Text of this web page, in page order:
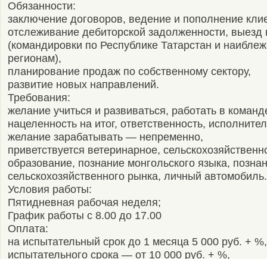
Обязанности:
заключение договоров, ведение и пополнение
отслеживание дебиторской задолженности, выезд
(командировки по Республике Татарстан и
регионам),
планирование продаж по собственному сектору,
развитие новых направлений.
Требования:
желание учиться и развиваться, работать в
нацеленность на итог, ответственность,
желание зарабатывать — непременно,
приветствуется ветеринарное,
образование, познание монгольского языка,
сельскохозяйственного рынка, личный автомобиль.
Условия работы:
Пятидневная рабочая неделя;
График работы с 8.00 до 17.00
Оплата:
на испытательный срок до 1 месяца 5 000 руб. +
испытательного срока — от 10 000 руб. + %,